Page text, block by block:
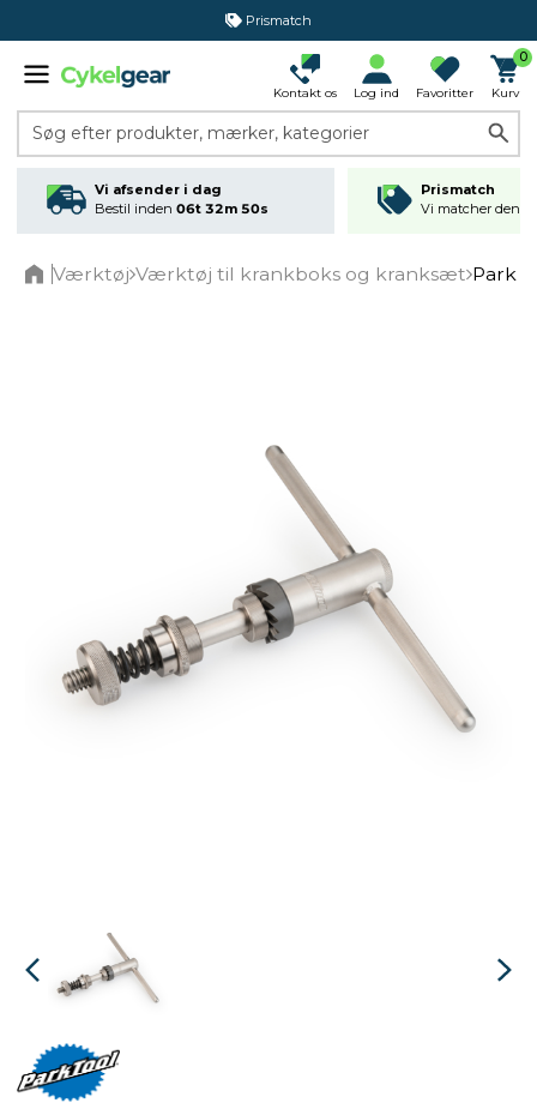
Prismatch
Kontakt os Log ind Favoritter
0
Kurv
Søg efter produkter, mærker, kategorier
Vi afsender i dag
Bestil inden 06t 32m 50s
Prismatch
Vi matcher den
Værktøj Værktøj til krankboks og kranksæt Park